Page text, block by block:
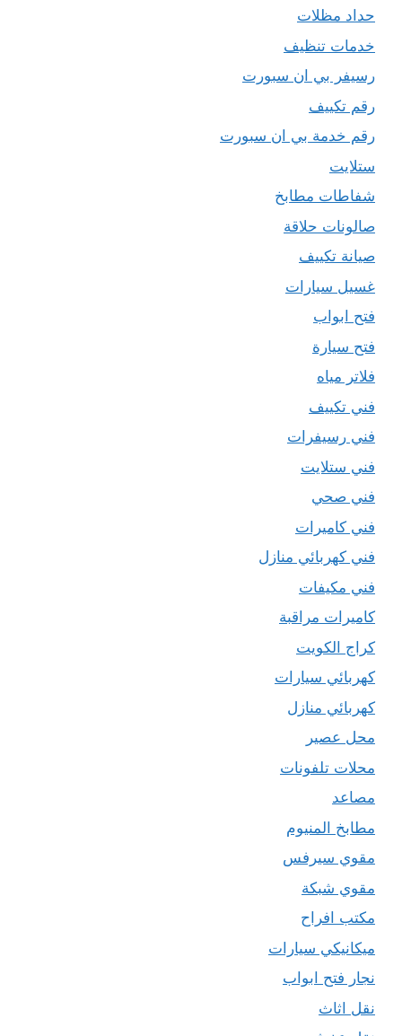
حداد مظلات
خدمات تنظيف
رسيفر بي ان سبورت
رقم تكييف
رقم خدمة بي ان سبورت
ستلايت
شفاطات مطابخ
صالونات حلاقة
صيانة تكييف
غسيل سيارات
فتح ابواب
فتح سيارة
فلاتر مياه
فني تكييف
فني رسيفرات
فني ستلايت
فني صحي
فني كاميرات
فني كهربائي منازل
فني مكيفات
كاميرات مراقبة
كراج الكويت
كهربائي سيارات
كهربائي منازل
محل عصير
محلات تلفونات
مصاعد
مطابخ المنيوم
مقوي سيرفس
مقوي شبكة
مكتب افراح
ميكانيكي سيارات
نجار فتح ابواب
نقل اثاث